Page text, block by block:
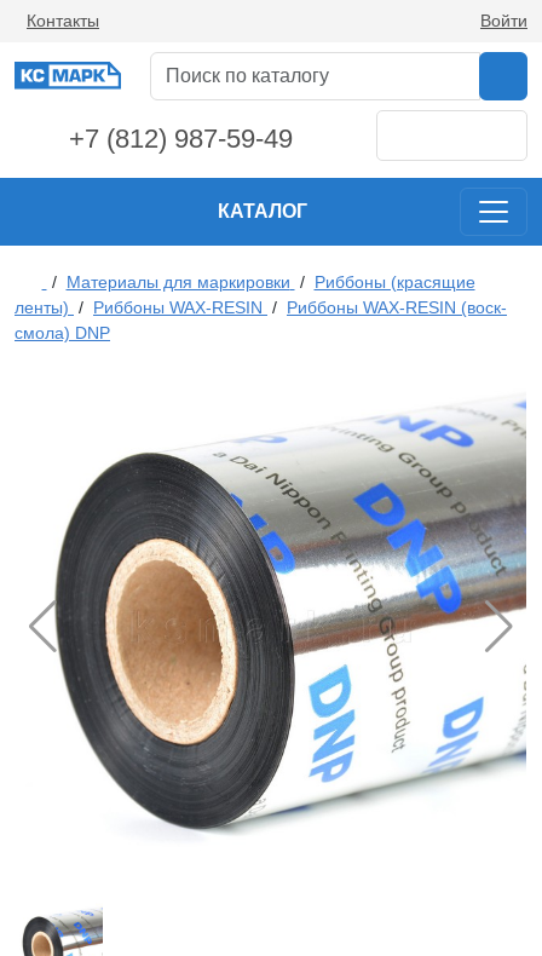
Контакты Войти
+7 (812) 987-59-49
КАТАЛОГ
/ Материалы для маркировки / Риббоны (красящие
ленты) / Риббоны WAX-RESIN / Риббоны WAX-RESIN (воск-
смола) DNP